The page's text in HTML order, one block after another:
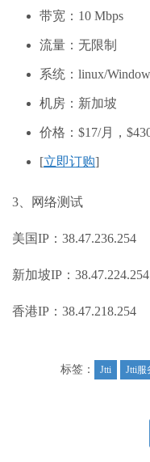
带宽：10 Mbps
流量：无限制
系统：linux/
机房：新加坡
价格：$17/月，
[立即订购]
3、网络测试
美国IP：38.47.236.254
新加坡IP：38.47.224.254
香港IP：38.47.218.254
标签： Jtti Jtti服